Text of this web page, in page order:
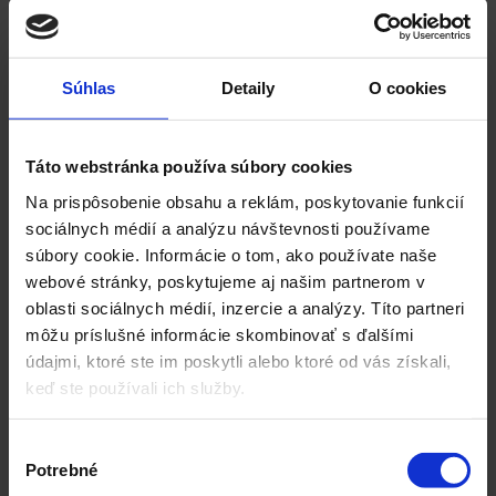
Súhlas Detaily O cookies
Táto webstránka používa súbory cookies
Na prispôsobenie obsahu a reklám, poskytovanie funkcií
sociálnych médií a analýzu návštevnosti používame
súbory cookie. Informácie o tom, ako používate naše
webové stránky, poskytujeme aj našim partnerom v
oblasti sociálnych médií, inzercie a analýzy. Títo partneri
môžu príslušné informácie skombinovať s ďalšími
údajmi, ktoré ste im poskytli alebo ktoré od vás získali,
keď ste používali ich služby.
súhlasu
Potrebné
vybraných krajínach
Európy
€m) sa výrazne líšia podľa krajiny, pričom
dominujú najväčšie ekonomiky. Tento
prehľad ukazuje, kto investuje ...